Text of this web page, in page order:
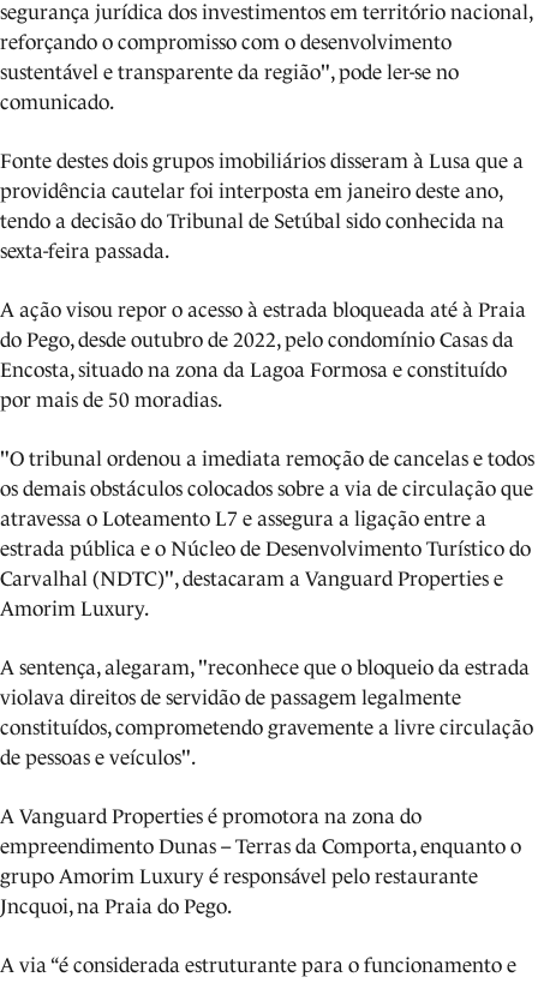
segurança jurídica dos investimentos em território nacional,
reforçando o compromisso com o desenvolvimento
sustentável e transparente da região", pode ler-se no
comunicado.
Fonte destes dois grupos imobiliários disseram à Lusa que a
providência cautelar foi interposta em janeiro deste ano,
tendo a decisão do Tribunal de Setúbal sido conhecida na
sexta-feira passada.
A ação visou repor o acesso à estrada bloqueada até à Praia
do Pego, desde outubro de 2022, pelo condomínio Casas da
Encosta, situado na zona da Lagoa Formosa e constituído
por mais de 50 moradias.
"O tribunal ordenou a imediata remoção de cancelas e todos
os demais obstáculos colocados sobre a via de circulação que
atravessa o Loteamento L7 e assegura a ligação entre a
estrada pública e o Núcleo de Desenvolvimento Turístico do
Carvalhal (NDTC)", destacaram a Vanguard Properties e
Amorim Luxury.
A sentença, alegaram, "reconhece que o bloqueio da estrada
violava direitos de servidão de passagem legalmente
constituídos, comprometendo gravemente a livre circulação
de pessoas e veículos".
A Vanguard Properties é promotora na zona do
empreendimento Dunas -- Terras da Comporta, enquanto o
grupo Amorim Luxury é responsável pelo restaurante
Jncquoi, na Praia do Pego.
A via “é considerada estruturante para o funcionamento e